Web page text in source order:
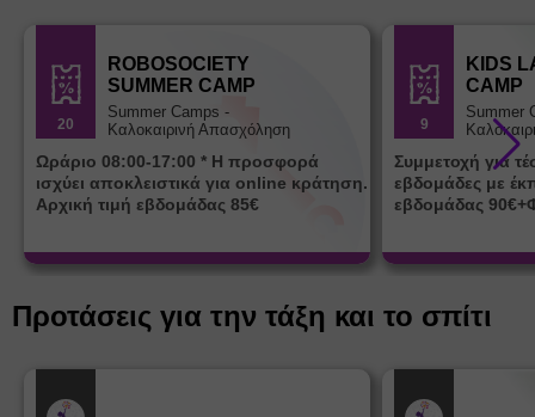
20
ROBOSOCIETY
SUMMER CAMP
Summer Camps -
Καλοκαιρινή Απασχόληση
Ωράριο 08:00-17:00 * Η προσφορά
ισχύει αποκλειστικά για online κράτηση.
Αρχική τιμή εβδομάδας 85€
9
KIDS
CAMP
Summer
Συμμετοχή για
εβδομάδες με
εβδομάδας
Προτάσεις για την τάξη και το σπίτι